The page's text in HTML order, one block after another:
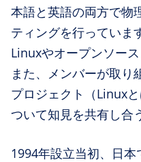
本語と英語の両方で物
ティングを行っていま
Linuxやオープンソー
また、メンバーが取り
プロジェクト（Linux
ついて知見を共有し合
1994年設立当初、日本